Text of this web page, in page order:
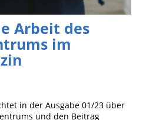
Arbeit des
im
in der Ausgabe 01/23 über
und den Beitrag